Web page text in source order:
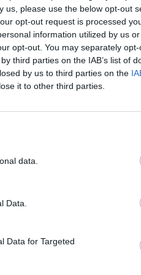
us, please use the below opt-out
opt-out request is processed
information utilized by us
opt-out. You may separately
third parties on the IAB’s list of
by us to third parties on the
it to other third parties.
data.
Data.
Data for Targeted
10-25 milioni 22.21.00
2-5 milioni 22.12.00
1-2 milioni 43.12.00
0-1 milioni